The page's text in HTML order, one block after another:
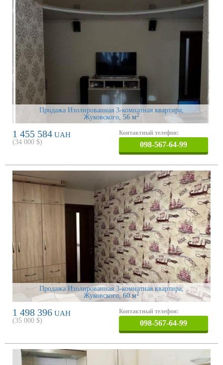
Продажа Изолированная 3-комнатная квартира,
Жуковского , 56 м2
1 455 584 UAH
(34 000 $)
Контактный телефон:
098-567-64-99
Продажа Изолированная 3-комнатная квартира,
Жуковского, 60 м2
1 498 396 UAH
(35 000 $)
Контактный телефон:
098-567-64-99